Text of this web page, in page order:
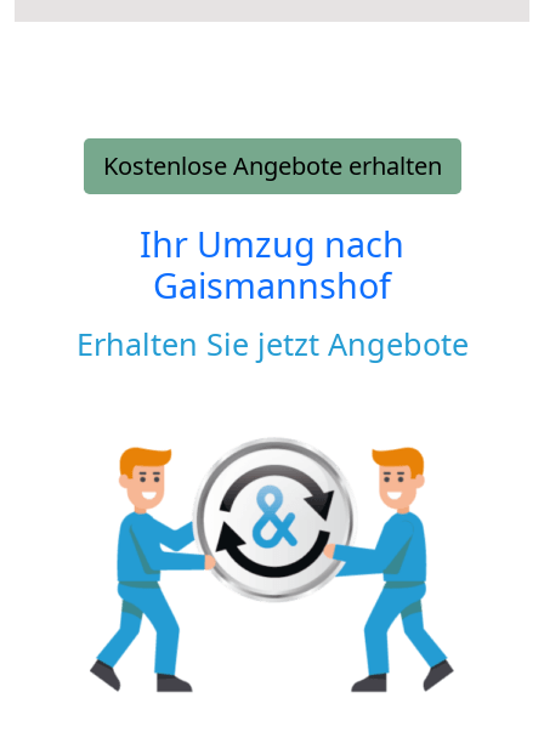
Kostenlose Angebote erhalten
Ihr Umzug nach
Gaismannshof
Erhalten Sie jetzt Angebote